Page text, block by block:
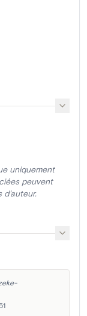
uniquement
peuvent
d'auteur.